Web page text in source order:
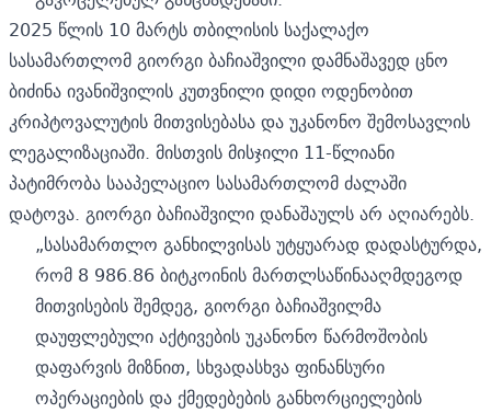
2025 წლის 10 მარტს თბილისის საქალაქო
სასამართლომ გიორგი ბაჩიაშვილი დამნაშავედ ცნო
ბიძინა ივანიშვილის კუთვნილი დიდი ოდენობით
კრიპტოვალუტის მითვისებასა და უკანონო შემოსავლის
ლეგალიზაციაში. მისთვის მისჯილი 11-წლიანი
პატიმრობა სააპელაციო სასამართლომძალაში
დატოვა. გიორგი ბაჩიაშვილი დანაშაულს არ აღიარებს.
„სასამართლო განხილვისას უტყუარად დადასტურდა,
რომ 8 986.86 ბიტკოინის მართლსაწინააღმდეგოდ
მითვისების შემდეგ, გიორგი ბაჩიაშვილმა
დაუფლებული აქტივების უკანონო წარმოშობის
დაფარვის მიზნით, სხვადასხვა ფინანსური
ოპერაციების და ქმედებების განხორციელების